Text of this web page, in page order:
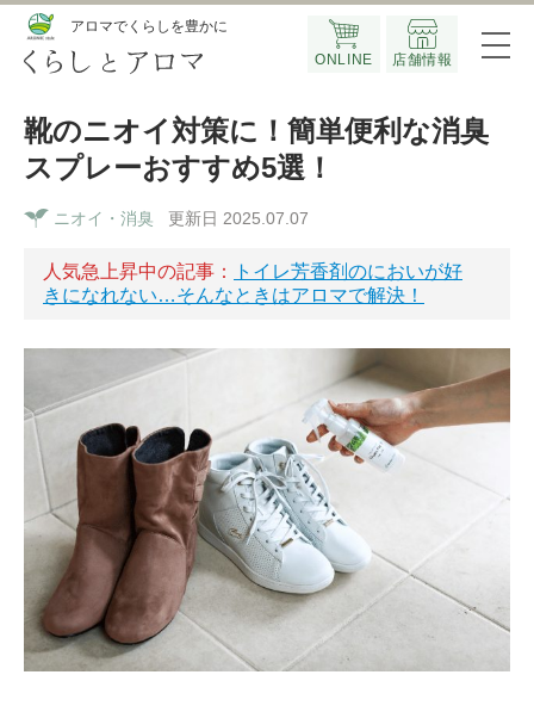
アロマでくらしを豊かに
ONLINE 店舗情報
靴のニオイ対策に！簡単便利な消臭
スプレーおすすめ5選！
ニオイ・消臭 更新日 2025.07.07
人気急上昇中の記事：
トイレ芳香剤のにおいが好
きになれない…そんなときはアロマで解決！